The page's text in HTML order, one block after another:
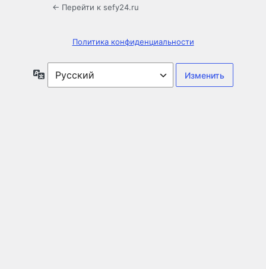
← Перейти к sefy24.ru
Политика конфиденциальности
Язык